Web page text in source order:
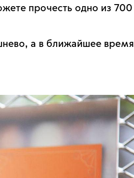
прочесть одно из 700
а в ближайшее время